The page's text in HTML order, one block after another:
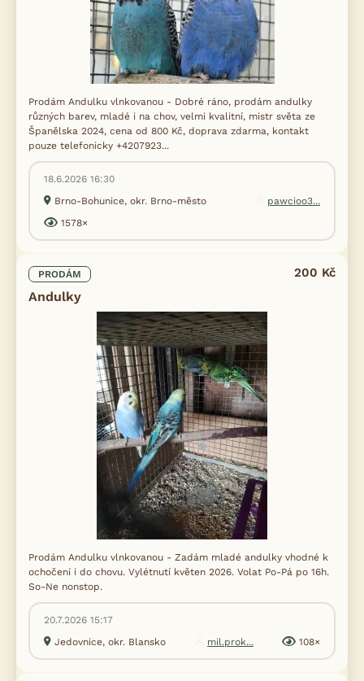
Prodám Andulku vlnkovanou - Dobré ráno, prodám andulky
různých barev, mladé i na chov, velmi kvalitní, mistr světa ze
Španělska 2024, cena od 800 Kč, doprava zdarma, kontakt
pouze telefonicky +4207923...
18.6.2026 16:30
Brno-Bohunice, okr. Brno-město
pawcioo3...
1578×
PRODÁM
Andulky
200 Kč
Prodám Andulku vlnkovanou - Zadám mladé andulky vhodné k
ochočení i do chovu. Vylétnutí květen 2026. Volat Po-Pá po 16h.
So-Ne nonstop.
20.7.2026 15:17
Jedovnice, okr. Blansko
mil.prok... 108×